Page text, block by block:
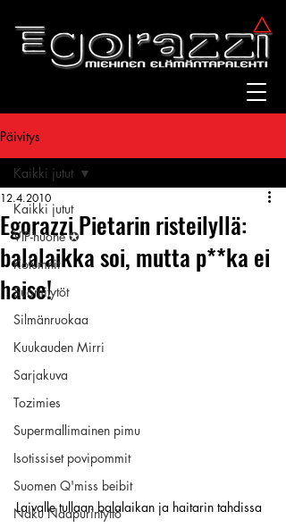
Päivitys
Kaikki jutut
VIP-huone ✪
Kolumnit
Suomitytöt
Silmänruokaa
Kuukauden Mirri
Sarjakuva
Tozimies
Supermallimainen pimu
Isotissiset povipommit
Suomen Q'miss beibit
Naku Naapurintyttö
Kaikki jutut
Egorazzi Pietarin risteilyllä:
balalaikka soi, mutta p**ka ei
haise!
12.4.2010
Laivalle tullaan balalaikan ja haitarin tahdissa